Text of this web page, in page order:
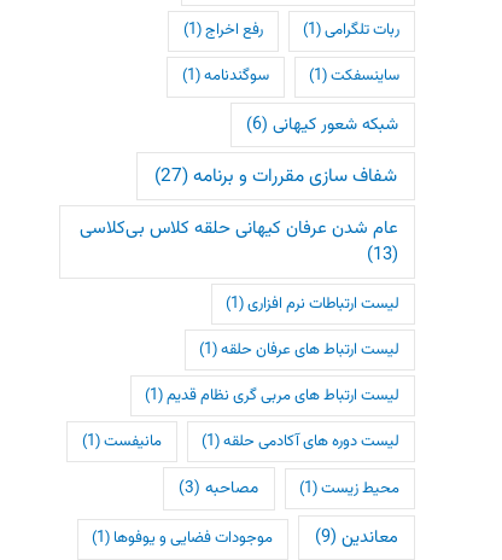
ربات تلگرامی(1) رفع اخراج(1)
ساینسفکت(1) سوگندنامه(1)
شبکه شعور کیهانی(6)
شفاف سازی مقررات و برنامه(27)
عام شدن عرفان کیهانی حلقه کلاس بی‌کلاسی
(13)
لیست ارتباطات نرم افزاری(1)
لیست ارتباط های عرفان حلقه(1)
لیست ارتباط های مربی گری نظام قدیم(1)
لیست دوره های آکادمی حلقه(1) مانیفست(1)
محیط زیست(1) مصاحبه(3)
معاندین (9) موجودات فضایی و یوفوها (1)